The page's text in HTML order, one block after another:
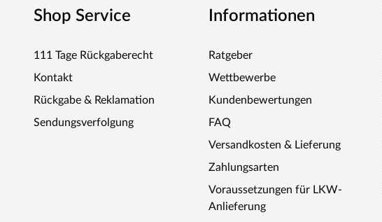
Shop Service
111 Tage Rückgaberecht
Kontakt
Rückgabe & Reklamation
Sendungsverfolgung
Informationen
Ratgeber
Wettbewerbe
Kundenbewertungen
FAQ
Versandkosten & Lieferung
Zahlungsarten
Voraussetzungen für LKW-
Anlieferung